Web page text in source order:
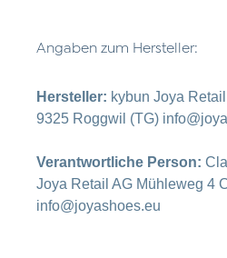
Angaben zum Hersteller:
Hersteller: kybun Joya
9325 Roggwil (TG)
Verantwortliche Person:
Joya Retail AG Mühleweg 4
info@joyashoes.eu